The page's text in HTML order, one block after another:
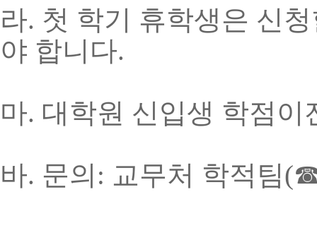
라. 첫 학기 휴학생은 신
야 합니다.
마. 대학원 신입생 학점
바. 문의: 교무처 학적팀